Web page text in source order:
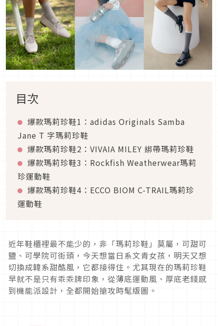
目次
爆款瑪莉珍鞋1：adidas Originals Samba
Jane T 字瑪莉珍鞋
爆款瑪莉珍鞋2：VIVAIA MILEY 綁帶瑪莉珍鞋
爆款瑪莉珍鞋3：Rockfish Weatherwear瑪莉
珍運動鞋
爆款瑪莉珍鞋4：ECCO BIOM C-TRAIL瑪莉珍
運動鞋
近年鞋櫃裡最不能少的，非「瑪莉珍鞋」莫屬，可甜可
鹽、可學院可街頭，今天想當日系文青女孩，明天又想
切換成韓系甜酷風，它都接得住。尤其現在的瑪莉珍鞋
早就不是只有乖乖牌印象，從薄底運動風、厚底老錢感
到機能派設計，全都開始搶攻時髦版圖。